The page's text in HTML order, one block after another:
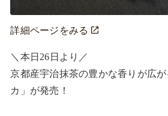
詳細ページをみる
＼本日26日より／
京都産宇治抹茶の豊かな香りが広
カ」が発売！